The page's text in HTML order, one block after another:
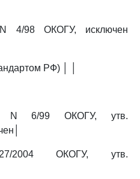
4/98 ОКОГУ, исключен
РФ) │ │
N 6/99 ОКОГУ, утв.
2004 ОКОГУ, утв.